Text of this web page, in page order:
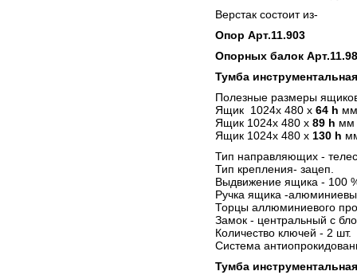
Верстак состоит из-
Опор Арт.11.903
Опорных балок
Тумба
Полезные размеры
Ящик 1024х 480 х 64 h мм
Ящик 1024х 480 х 89 h мм
Ящик 1024х 480 х 130 h
Тип направляющих -
Тип крепления- зацеп.
Выдвижение ящика - 100
Ручка ящика -
Торцы аллюминиевого
Замок - центральный с
Количество ключей - 2 шт.
Система
Тумба